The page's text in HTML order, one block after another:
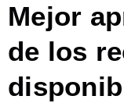
Mejor
de los